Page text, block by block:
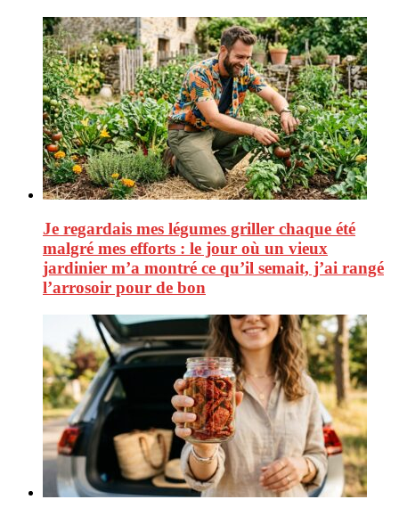
Je regardais mes légumes griller chaque été
malgré mes efforts : le jour où un vieux
jardinier m’a montré ce qu’il semait, j’ai rangé
l’arrosoir pour de bon